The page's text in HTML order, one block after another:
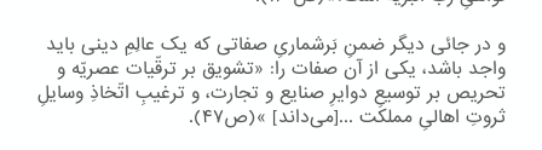
و در جائی دیگر ضمنِ بَرشماریِ صفاتی که یک عالِمِ دینی باید
واجد باشد، یکی از آن صفات را: «تشویق بر ترقّیات عصریّه و
تحریص بر توسیعِ دوایرِ صنایع و تجارت، و ترغیبِ اتّخاذِ وسایلِ
ثروتِ اهالیِ مملکت ...[می‌داند] »(ص۴۷).